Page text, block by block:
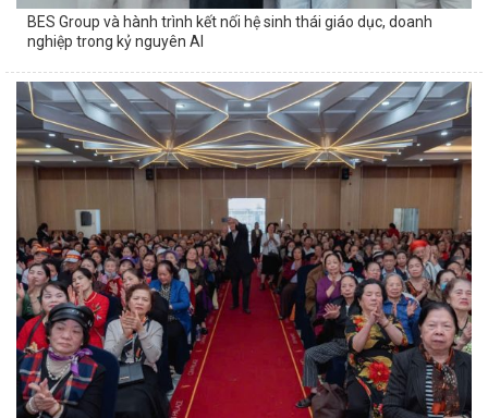
BES Group và hành trình kết nối hệ sinh thái giáo dục, doanh
nghiệp trong kỷ nguyên AI